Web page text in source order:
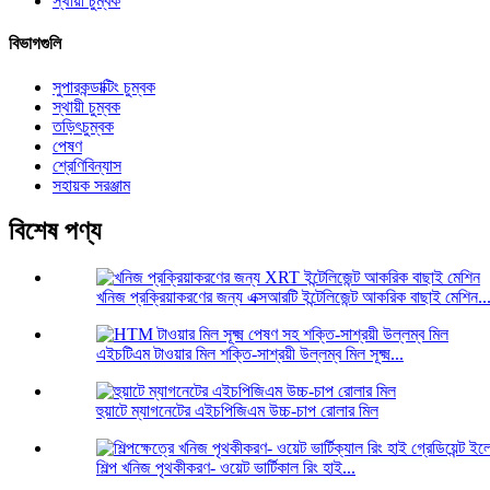
বিভাগগুলি
সুপারকন্ডাক্টিং চুম্বক
স্থায়ী চুম্বক
তড়িৎচুম্বক
পেষণ
শ্রেণিবিন্যাস
সহায়ক সরঞ্জাম
বিশেষ পণ্য
খনিজ প্রক্রিয়াকরণের জন্য এক্সআরটি ইন্টেলিজেন্ট আকরিক বাছাই মেশিন...
এইচটিএম টাওয়ার মিল শক্তি-সাশ্রয়ী উল্লম্ব মিল সূক্ষ্ম...
হুয়াটে ম্যাগনেটের এইচপিজিএম উচ্চ-চাপ রোলার মিল
শিল্প খনিজ পৃথকীকরণ- ওয়েট ভার্টিকাল রিং হাই...